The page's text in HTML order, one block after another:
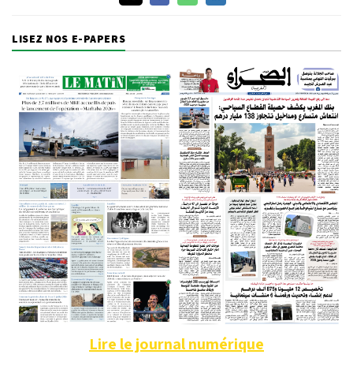
LISEZ NOS E-PAPERS
Lire le journal numérique